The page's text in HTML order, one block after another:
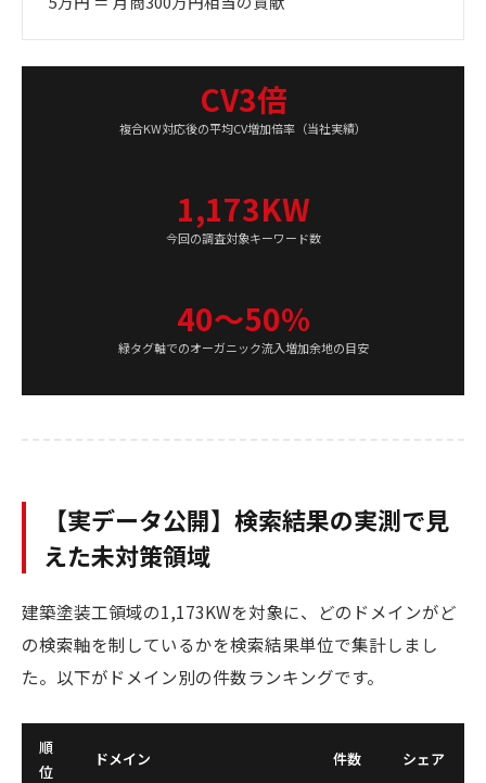
CV3倍
複合KW対応後の平均CV増加倍率（当社実績）
1,173KW
今回の調査対象キーワード数
40〜50%
緑タグ軸でのオーガニック流入増加余地の目安
【実データ公開】検索結果の実測で見
えた未対策領域
建築塗装工領域の1,173KWを対象に、どのドメインがど
の検索軸を制しているかを検索結果単位で集計しまし
た。以下がドメイン別の件数ランキングです。
順
位
ドメイン 件数 シェア